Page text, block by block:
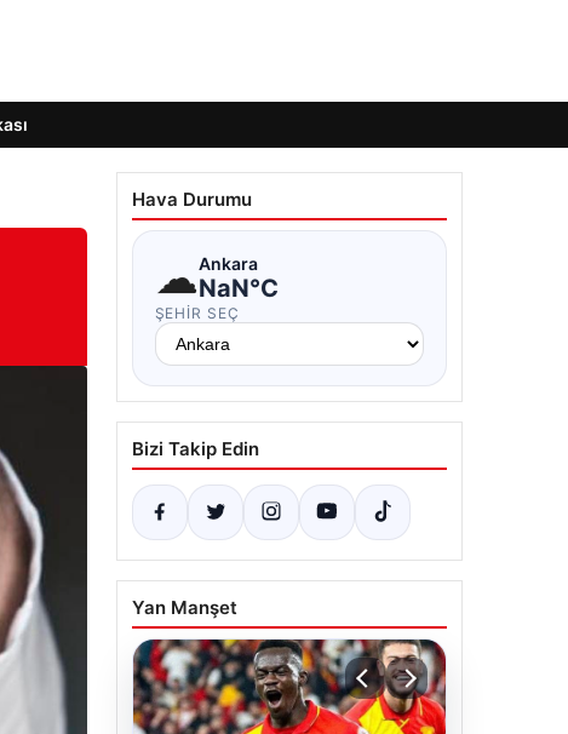
Hava Durumu
☁Ankara
NaN°C
ŞEHIR SEÇ
Bizi Takip Edin
Yan Manşet